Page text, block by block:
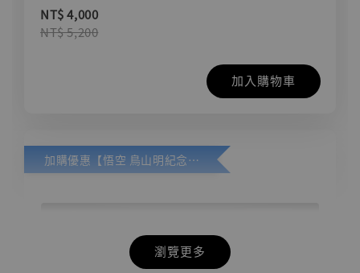
NT$ 4,000
NT$ 5,200
加入購物車
加購優惠【悟空 鳥山明紀念款 [奇蹟工作室]】
瀏覽更多